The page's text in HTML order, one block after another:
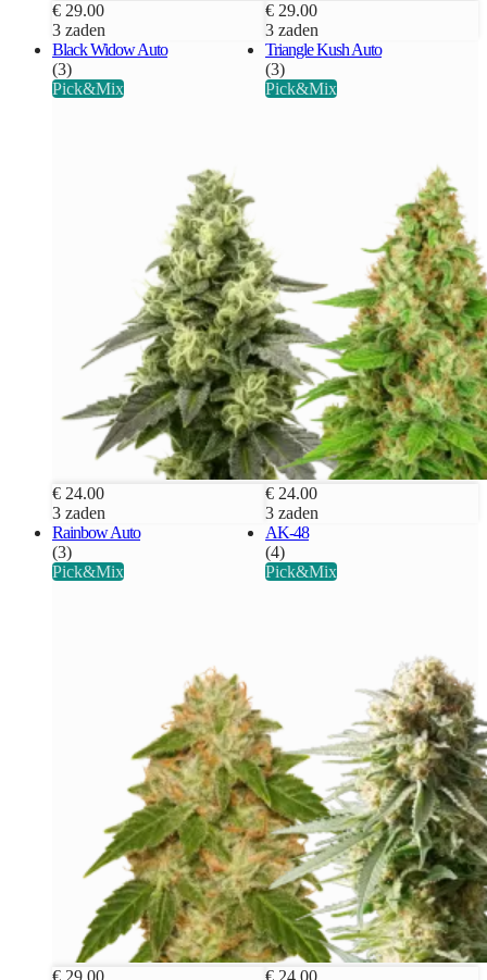
€ 29.00
3 zaden
€ 29.00
3 zaden
Black Widow Auto
(3)
Pick&Mix
€ 24.00
3 zaden
Triangle Kush Auto
(3)
Pick&Mix
€ 24.00
3 zaden
Rainbow Auto
(3)
Pick&Mix
€ 29.00
AK-48
(4)
Pick&Mix
€ 24.00